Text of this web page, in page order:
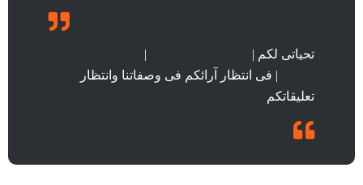
تحياتى لكم | |
| فى انتظار آرائكم فى وصفاتنا وانتظار
تعليقاتكم